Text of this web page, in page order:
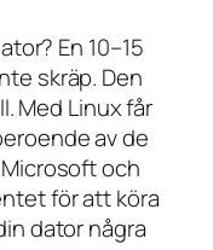
En 10–15
skräp. Den
Med Linux får
av de
och
för att köra
dator några